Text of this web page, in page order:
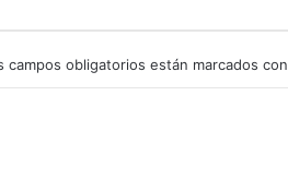
campos obligatorios están marcados con